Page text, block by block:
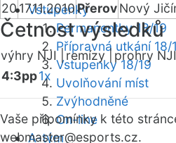
Vstupenky
Permanentky 18/19
Přípravná utkání 18/
Vstupenky 18/19
Uvolňování míst
Zvýhodněné
On-line
A-tým
2017.11.2010PřerovNový
Četnost výsledků
výhry NJI | remízy | prohry NJI
4:3pp1x
Vaše připomínky k této
webmaster@esports.cz.